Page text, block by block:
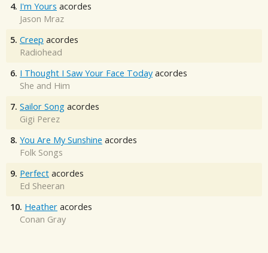
4. I'm Yours acordes
Jason Mraz
5. Creep acordes
Radiohead
6. I Thought I Saw Your Face Today acordes
She and Him
7. Sailor Song acordes
Gigi Perez
8. You Are My Sunshine acordes
Folk Songs
9. Perfect acordes
Ed Sheeran
10. Heather acordes
Conan Gray